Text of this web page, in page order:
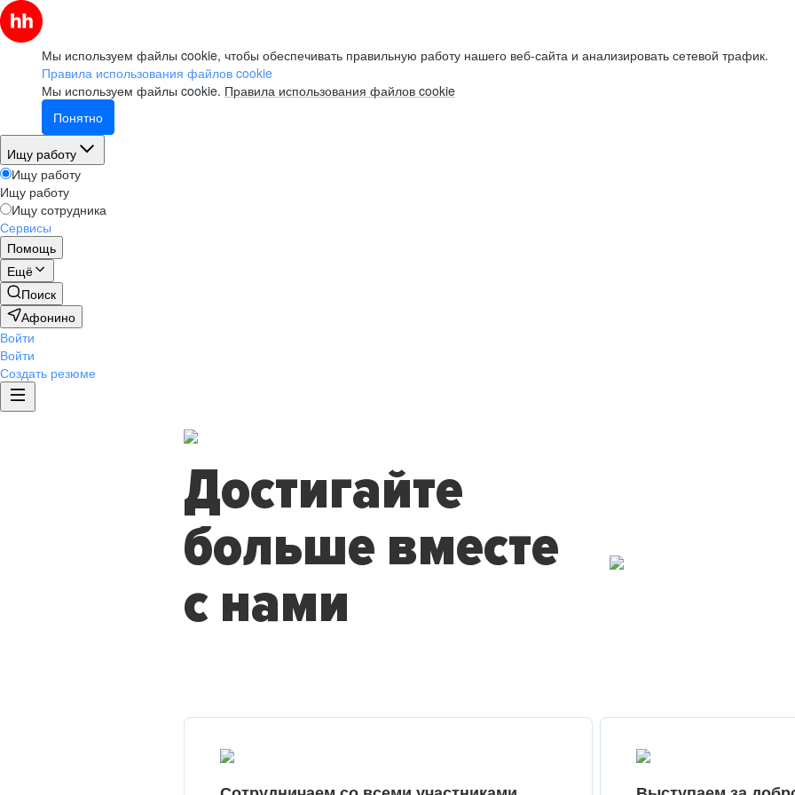
Мы используем файлы cookie, чтобы обеспечивать правильную работу нашего веб-сайта и анализировать сетевой трафик.
Правила использования файлов cookie
Мы используем файлы cookie. Правила использования файлов cookie
Понятно
Ищу работу
Ищу работу
Ищу работу
Ищу сотрудника
Сервисы
Помощь
Ещё
Поиск
Афонино
Войти
Войти
Создать резюме
Достигайте
больше вместе
с нами